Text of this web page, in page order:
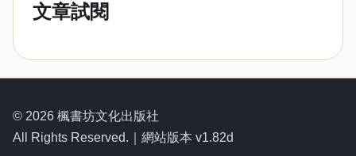
文章試閱
© 2026 楓書坊文化出版社
All Rights Reserved.｜網站版本 v1.82d